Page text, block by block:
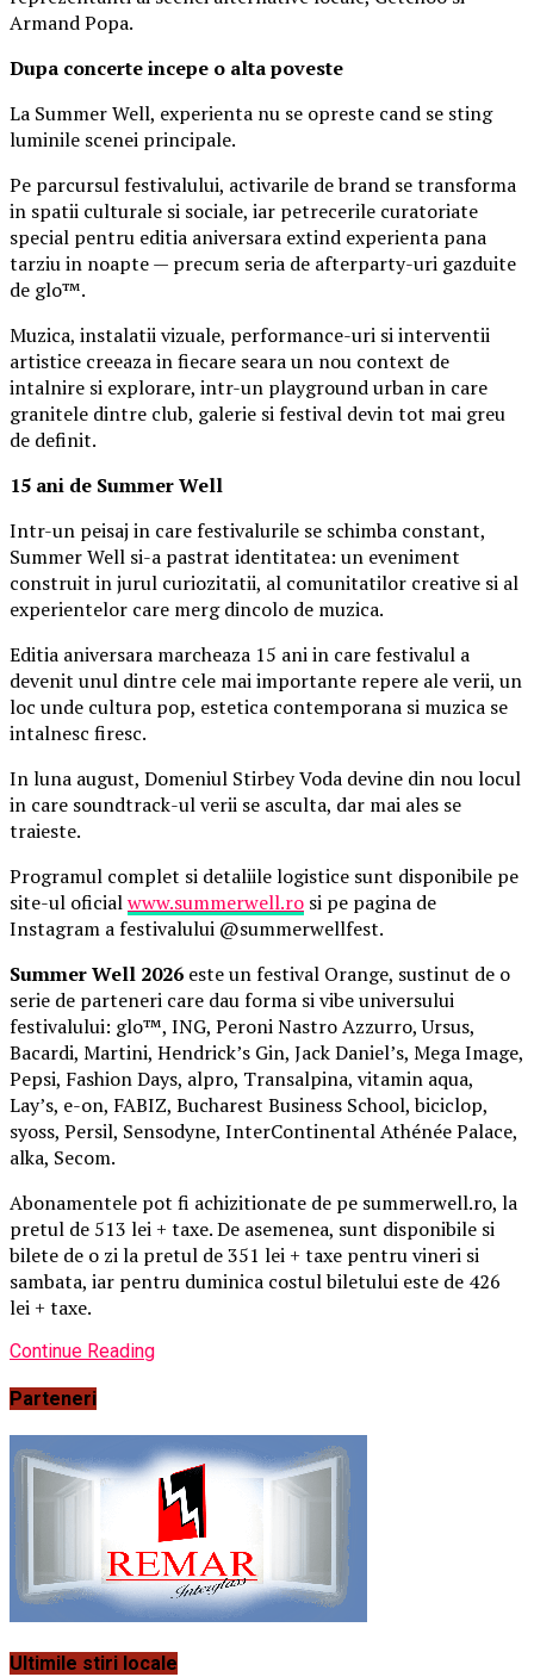
Armand Popa.
Dupa concerte incepe o alta poveste
La Summer Well, experienta nu se opreste cand se sting
luminile scenei principale.
Pe parcursul festivalului, activarile de brand se transforma
in spatii culturale si sociale, iar petrecerile curatoriate
special pentru editia aniversara extind experienta pana
tarziu in noapte — precum seria de afterparty-uri gazduite
de glo™.
Muzica, instalatii vizuale, performance-uri si interventii
artistice creeaza in fiecare seara un nou context de
intalnire si explorare, intr-un playground urban in care
granitele dintre club, galerie si festival devin tot mai greu
de definit.
15 ani de Summer Well
Intr-un peisaj in care festivalurile se schimba constant,
Summer Well si-a pastrat identitatea: un eveniment
construit in jurul curiozitatii, al comunitatilor creative si al
experientelor care merg dincolo de muzica.
Editia aniversara marcheaza 15 ani in care festivalul a
devenit unul dintre cele mai importante repere ale verii, un
loc unde cultura pop, estetica contemporana si muzica se
intalnesc firesc.
In luna august, Domeniul Stirbey Voda devine din nou locul
in care soundtrack-ul verii se asculta, dar mai ales se
traieste.
Programul complet si detaliile logistice sunt disponibile pe
site-ul oficialwww.summerwell.ro si pe pagina de
Instagram a festivalului @summerwellfest.
Summer Well 2026 este un festival Orange, sustinut de o
serie de parteneri care dau forma si vibe universului
festivalului: glo™, ING, Peroni Nastro Azzurro, Ursus,
Bacardi, Martini, Hendrick’s Gin, Jack Daniel’s, Mega Image,
Pepsi, Fashion Days, alpro, Transalpina, vitamin aqua,
Lay’s, e-on, FABIZ, Bucharest Business School, biciclop,
syoss, Persil, Sensodyne, InterContinental Athénée Palace,
alka, Secom.
Abonamentele pot fi achizitionate de pe summerwell.ro, la
pretul de 513 lei + taxe. De asemenea, sunt disponibile si
bilete de o zi la pretul de 351 lei + taxe pentru vineri si
sambata, iar pentru duminica costul biletului este de 426
lei + taxe.
Continue Reading
Parteneri
Ultimile stiri locale